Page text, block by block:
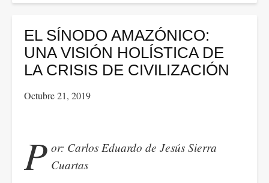
DERECHO:
EL
DERECHO
LA
EL SÍNODO AMAZÓNICO:
UNA VISIÓN HOLÍSTICA DE
LA CRISIS DE CIVILIZACIÓN
Octubre 21, 2019
P or: Carlos Eduardo de Jesús Sierra
Cuartas